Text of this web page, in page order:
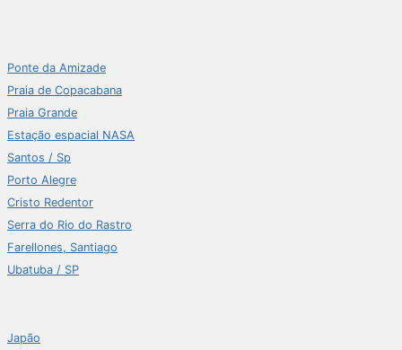
Ponte da Amizade
Praia de Copacabana
Praia Grande
Estação espacial NASA
Santos / Sp
Porto Alegre
Cristo Redentor
Serra do Rio do Rastro
Farellones, Santiago
Ubatuba / SP
Japão